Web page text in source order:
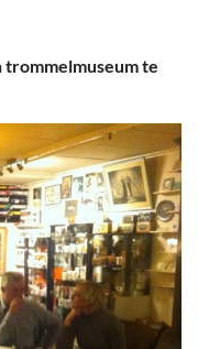
trommelmuseum te